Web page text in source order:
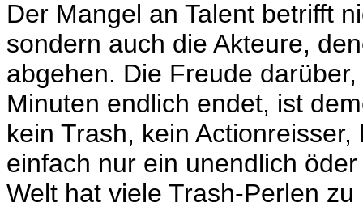
Der Mangel an Talent betrifft
sondern auch die Akteure,
abgehen. Die Freude
Minuten endlich endet, ist
kein Trash, kein
einfach nur ein unendlich
Welt hat viele Trash-Perlen